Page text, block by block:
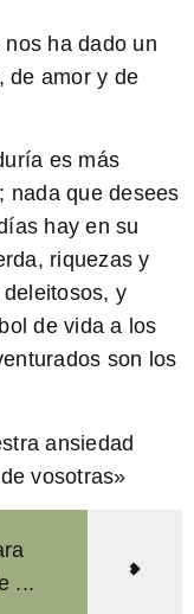
ha dado un
de amor y de
es más
nada que desees
hay en su
riquezas y
y
de vida a los
son los
ansiedad
vosotras»
...